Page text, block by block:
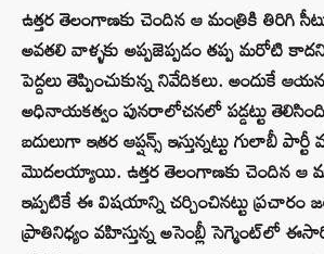
ఉత్తర తెలంగాణకు చెందిన ఆ మంత్రికి తిరిగి
అవతలి వాళ్ళకు అప్పజెప్పడం తప్ప మరోటి
పెద్దలు తెప్పించుకున్న నివేదికలు. అందుకే
అధినాయకత్వం పునరాలోచనలో పడ్డట్టు
బదులుగా ఇతర ఆప్షన్స్‌ ఇస్తున్నట్టు గులాబీ పార్టీ
మొదలయ్యాయి. ఉత్తర తెలంగాణకు చెందిన ఆ
ఇప్పటికే ఈ విషయాన్ని చర్చించినట్టు ప్రచారం
ప్రాతినిధ్యం వహిస్తున్న అసెంబ్లీ సెగ్మెంట్‌లో